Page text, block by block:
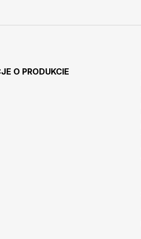
O PRODUKCIE